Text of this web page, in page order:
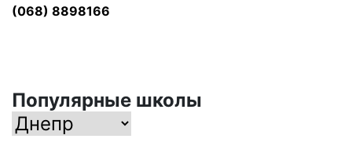
(068) 8898166
Популярные школы